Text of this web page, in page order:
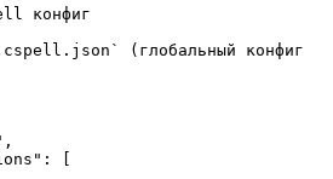
конфиг
(глобальный конфиг